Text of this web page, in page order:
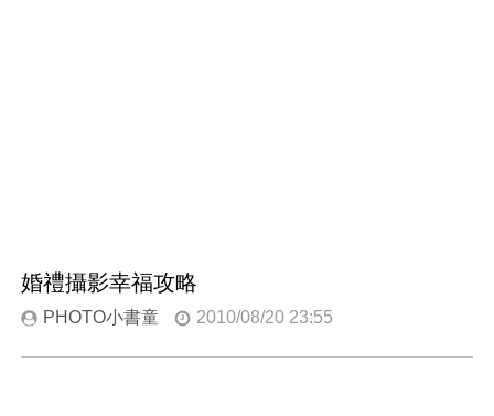
婚禮攝影幸福攻略
PHOTO小書童 2010/08/20 23:55